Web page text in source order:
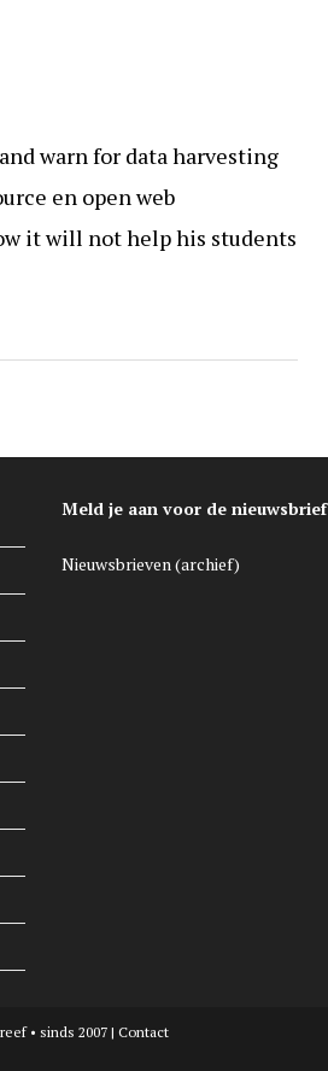
warn for data harvesting
en open web
it will not help his students
Meld je aan voor de nieuwsbrief
Nieuwsbrieven (archief)
• sinds 2007 | Contact